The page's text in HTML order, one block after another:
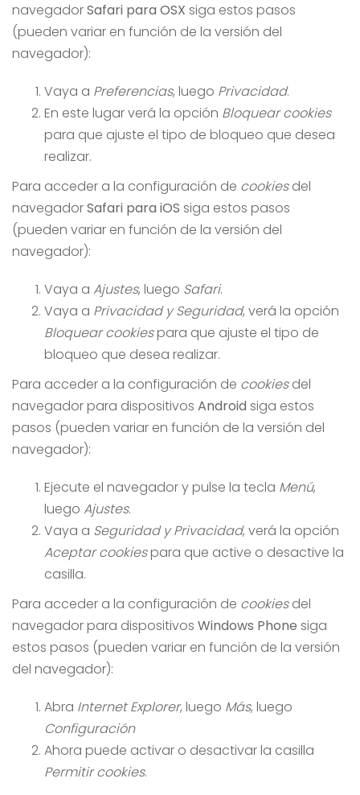
navegadorSafari para OSX siga estos pasos
(pueden variar en función de la versión del
navegador):
Vaya a Preferencias, luego Privacidad.
En este lugar verá la opción Bloquear cookies
para que ajuste el tipo de bloqueo que desea
realizar.
Para acceder a la configuración de cookiesdel
navegadorSafari para iOS siga estos pasos
(pueden variar en función de la versión del
navegador):
Vaya a Ajustes, luego Safari.
Vaya a Privacidad y Seguridad, verá la opción
Bloquear cookiespara que ajuste el tipo de
bloqueo que desea realizar.
Para acceder a la configuración de cookiesdel
navegador para dispositivos Android siga estos
pasos (pueden variar en función de la versión del
navegador):
Ejecute el navegador y pulse la tecla Menú,
luego Ajustes.
Vaya a Seguridad y Privacidad, verá la opción
Aceptar cookiespara que active o desactive la
casilla.
Para acceder a la configuración de cookiesdel
navegador para dispositivos Windows Phone siga
estos pasos (pueden variar en función de la versión
del navegador):
Abra Internet Explorer, luego Más, luego
Configuración
Ahora puede activar o desactivar la casilla
Permitir cookies.